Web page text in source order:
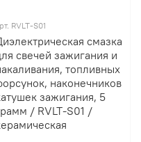
RVLT-S01
смазка
свечей зажигания и
топливных
наконечников
зажигания, 5
/ RVLT-S01 /